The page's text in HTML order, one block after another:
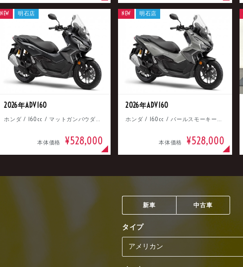
2026年ADV160
ホンダ / 160cc / マットガンパウダーブラックメタリック
本体価格 ¥528,000
NEW 明石店
2026年ADV160
ホンダ / 160cc / パールスモーキーグレー
本体価格 ¥528,000
NEW 明石店
新車 中古車
タイプ